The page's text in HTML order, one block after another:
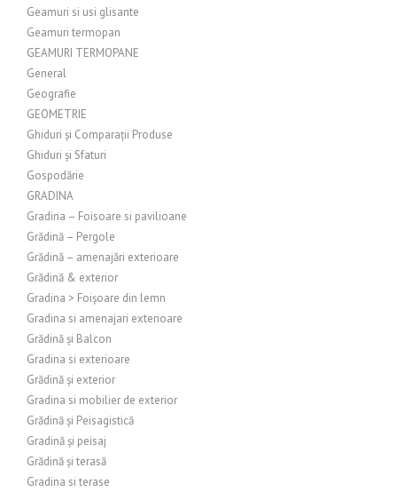
Geamuri si usi glisante
Geamuri termopan
GEAMURI TERMOPANE
General
Geografie
GEOMETRIE
Ghiduri și Comparații Produse
Ghiduri și Sfaturi
Gospodărie
GRADINA
Gradina – Foisoare si pavilioane
Grădină – Pergole
Grădină – amenajări exterioare
Grădină & exterior
Gradina > Foișoare din lemn
Gradina si amenajari exterioare
Grădină și Balcon
Gradina si exterioare
Grădină și exterior
Gradina si mobilier de exterior
Grădină și Peisagistică
Gradină și peisaj
Grădină și terasă
Gradina si terase